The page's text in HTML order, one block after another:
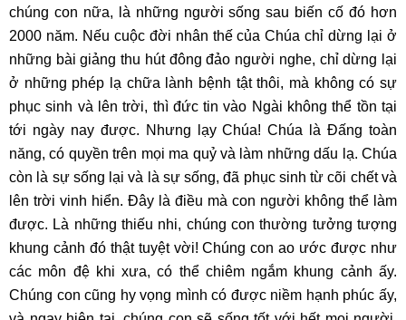
chúng con nữa, là những người sống sau biến cố đó hơn
2000 năm. Nếu cuộc đời nhân thế của Chúa chỉ dừng lại ở
những bài giảng thu hút đông đảo người nghe, chỉ dừng lại
ở những phép lạ chữa lành bệnh tật thôi, mà không có sự
phục sinh và lên trời, thì đức tin vào Ngài không thể tồn tại
tới ngày nay được. Nhưng lạy Chúa! Chúa là Đấng toàn
năng, có quyền trên mọi ma quỷ và làm những dấu lạ. Chúa
còn là sự sống lại và là sự sống, đã phục sinh từ cõi chết và
lên trời vinh hiển. Đây là điều mà con người không thể làm
được. Là những thiếu nhi, chúng con thường tưởng tượng
khung cảnh đó thật tuyệt vời! Chúng con ao ước được như
các môn đệ khi xưa, có thể chiêm ngắm khung cảnh ấy.
Chúng con cũng hy vọng mình có được niềm hạnh phúc ấy,